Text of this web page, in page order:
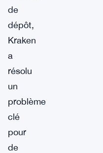
de
dépôt,
Kraken
a
résolu
un
problème
clé
pour
de